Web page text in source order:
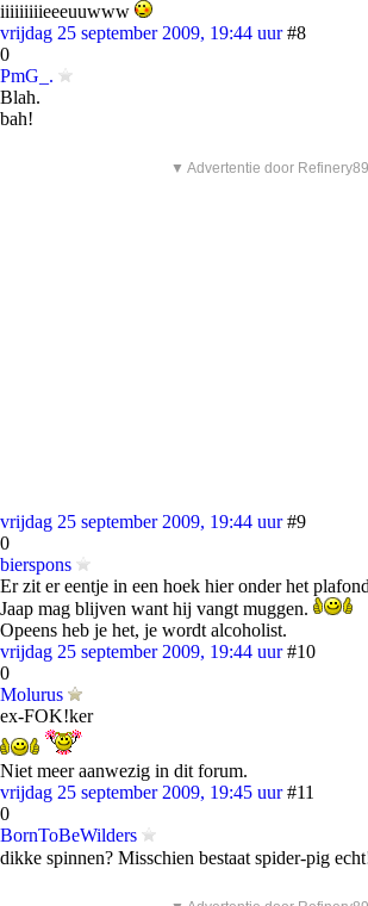
iiiiiiiiieeeuuwww
vrijdag 25 september 2009, 19:44 uur #8
0
PmG_.
Blah.
bah!
▼ Advertentie door Refinery89
vrijdag 25 september 2009, 19:44 uur #9
0
bierspons
Er zit er eentje in een hoek hier onder het
Jaap mag blijven want hij vangt muggen.
Opeens heb je het, je wordt alcoholist.
vrijdag 25 september 2009, 19:44 uur #10
0
Molurus
ex-FOK!ker
Niet meer aanwezig in dit forum.
vrijdag 25 september 2009, 19:45 uur #11
0
BornToBeWilders
dikke spinnen? Misschien bestaat spider-pig